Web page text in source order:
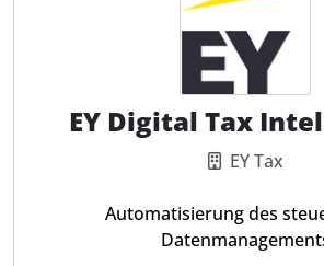
EY Digital Tax
EY Tax
Automatisierung des